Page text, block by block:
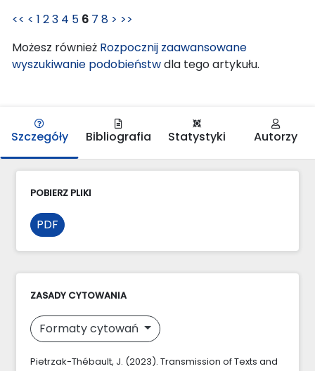
<< < 1 23 4 5 6 7 8 > >>
Możesz również Rozpocznij zaawansowane
wyszukiwanie podobieństwdla tego artykułu.
Szczegóły Bibliografia Statystyki Autorzy
POBIERZ PLIKI
PDF
ZASADY CYTOWANIA
Formaty cytowań
Pietrzak-Thébault, J. (2023). Transmission of Texts and